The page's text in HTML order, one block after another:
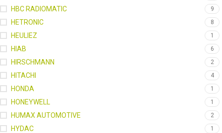
HBC RADIOMATIC 9
HETRONIC 8
HEULIEZ 1
HIAB 6
HIRSCHMANN 2
HITACHI 4
HONDA 1
HONEYWELL 1
HUMAX AUTOMOTIVE 2
HYDAC 1